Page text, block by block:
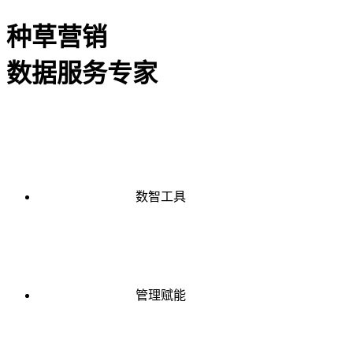
种草营销
数据服务专家
数智工具
管理赋能